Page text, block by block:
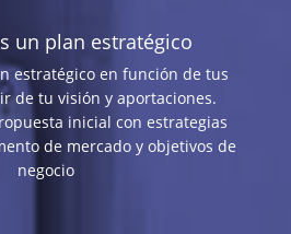
un plan estratégico
estratégico en función de tus
de tu visión y aportaciones.
inicial con estrategias
de mercado y objetivos de
negocio